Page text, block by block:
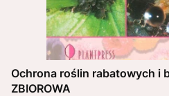
Ochrona roślin rabatowych i
ZBIOROWA